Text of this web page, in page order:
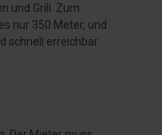
und Grill. Zum
nur 350 Meter, und
schnell erreichbar.